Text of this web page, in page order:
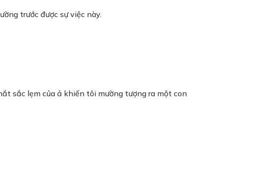
trước được sự việc này.
sắc lẹm của ả khiến tôi mường tượng ra một con